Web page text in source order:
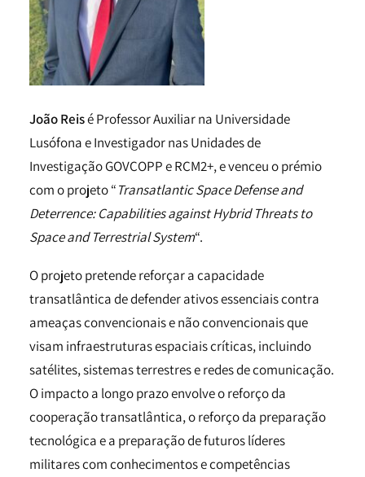
João Reisé Professor Auxiliar na Universidade
Lusófona e Investigador nas Unidades de
Investigação GOVCOPP e RCM2+, e venceu o prémio
com o projeto “Transatlantic Space Defense and
Deterrence: Capabilities against Hybrid Threats to
Space and Terrestrial System“.
O projeto pretende reforçar a capacidade
transatlântica de defender ativos essenciais contra
ameaças convencionais e não convencionais que
visam infraestruturas espaciais críticas, incluindo
satélites, sistemas terrestres e redes de comunicação.
O impacto a longo prazo envolve o reforço da
cooperação transatlântica, o reforço da preparação
tecnológica e a preparação de futuros líderes
militares com conhecimentos e competências